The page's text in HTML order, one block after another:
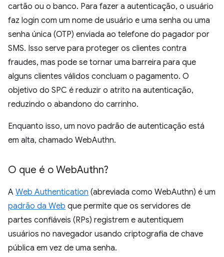
cartão ou o banco. Para fazer a autenticação, o usuário
faz login com um nome de usuário e uma senha ou uma
senha única (OTP) enviada ao telefone do pagador por
SMS. Isso serve para proteger os clientes contra
fraudes, mas pode se tornar uma barreira para que
alguns clientes válidos concluam o pagamento. O
objetivo do SPC é reduzir o atrito na autenticação,
reduzindo o abandono do carrinho.
Enquanto isso, um novo padrão de autenticação está
em alta, chamado WebAuthn.
O que é o WebAuthn?
A Web Authentication (abreviada como WebAuthn) é um
padrão da Web que permite que os servidores de
partes confiáveis (RPs) registrem e autentiquem
usuários no navegador usando criptografia de chave
pública em vez de uma senha.